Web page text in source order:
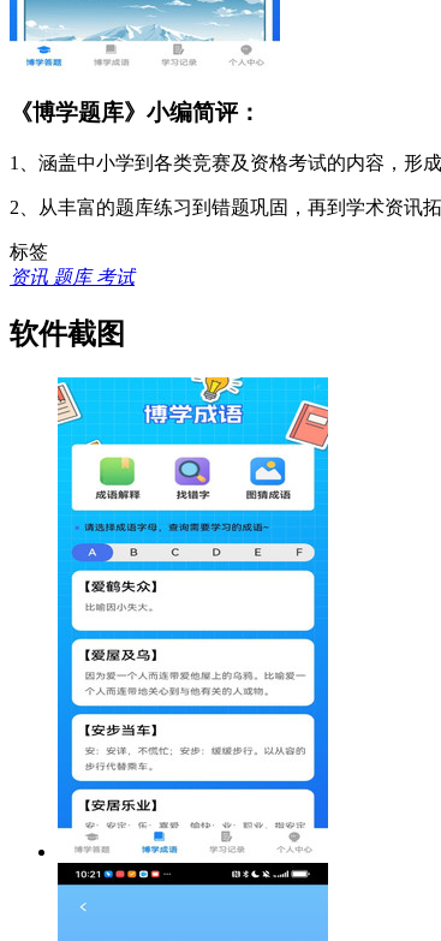
《博学题库》小编简评：
1、涵盖中小学到各类竞赛及资格考试的内容，形
2、从丰富的题库练习到错题巩固，再到学术资讯
标签
资讯 题库 考试
软件截图